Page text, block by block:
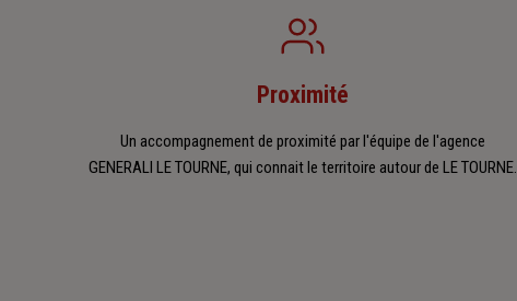
Proximité
Un accompagnement de proximité par l'équipe de l'agence
GENERALI LE TOURNE, qui connait le territoire autour de LE TOURNE.